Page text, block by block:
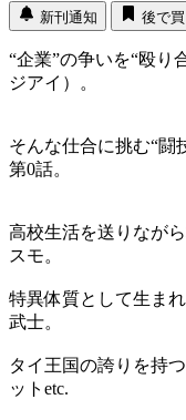
新刊通知 後で買
“企業”の争いを“殴
ジアイ）。
そんな仕合に挑む“闘
第0話。
高校生活を送りなが
スモ。
特異体質として生ま
武士。
タイ王国の誇りを持
ットetc.